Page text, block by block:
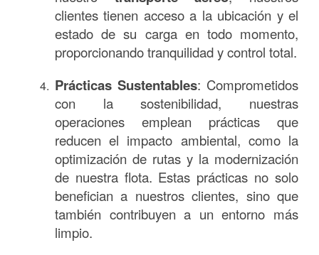
clientes tienen acceso a la ubicación y el
estado de su carga en todo momento,
proporcionando tranquilidad y control total.
Prácticas Sustentables: Comprometidos
con la sostenibilidad, nuestras
operaciones emplean prácticas que
reducen el impacto ambiental, como la
optimización de rutas y la modernización
de nuestra flota. Estas prácticas no solo
benefician a nuestros clientes, sino que
también contribuyen a un entorno más
limpio.